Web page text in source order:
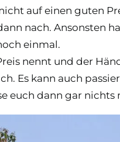
auf einen guten
nach. Ansonsten
einmal.
nennt und der
Es kann auch
euch dann gar